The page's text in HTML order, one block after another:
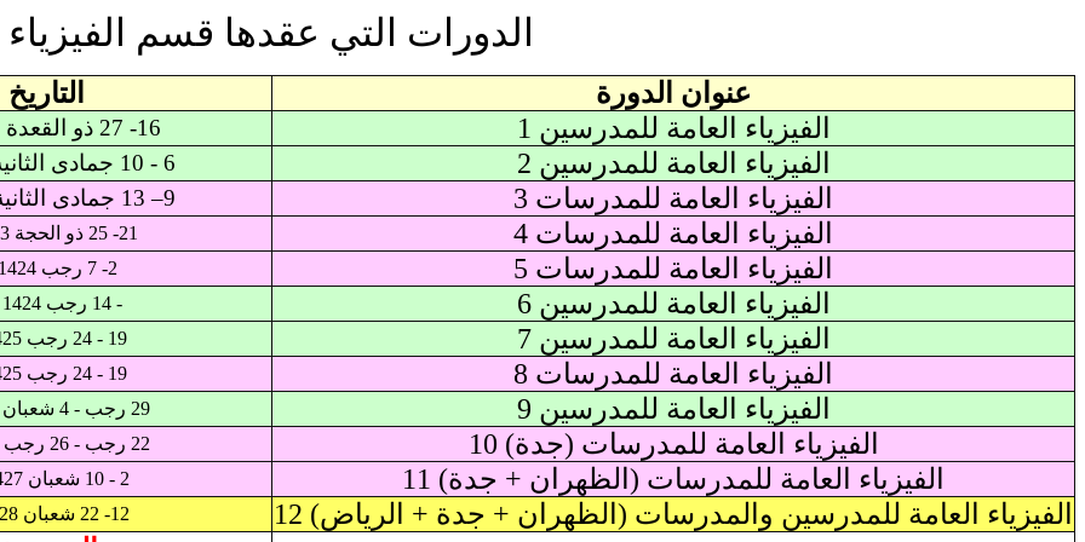
الدورات التي عقدها قسم الفيزياء
التاريخ عنوان الدورة
16- 27 ذو القعدة 1421هـ الفيزياء العامة للمدرسين 1
6 - 10 جمادى الثانية 1422هـ الفيزياء العامة للمدرسين 2
9– 13 جمادى الثانية 1423هـ الفيزياء العامة للمدرسات 3
الفيزياء العامة للمدرسات 4
2- 7 رجب 1424 هـ الفيزياء العامة للمدرسات 5
- 14 رجب 1424 هـ الفيزياء العامة للمدرسين 6
19 - 24 رجب 1425هـ الفيزياء العامة للمدرسين 7
19 - 24 رجب 1425هـ الفيزياء العامة للمدرسات 8
29 رجب - 4 شعبان 1426هـ الفيزياء العامة للمدرسين 9
22 رجب - 26 رجب 1426هـ الفيزياء العامة للمدرسات (جدة) 10
2 - 10 شعبان 1427 هـ الفيزياء العامة للمدرسات (الظهران + جدة) 11
12- 22 شعبان 1428هـ الفيزياء العامة للمدرسين والمدرسات (الظهران + جدة + الرياض) 12